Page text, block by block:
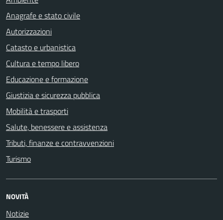
Anagrafe e stato civile
Autorizzazioni
Catasto e urbanistica
Cultura e tempo libero
Educazione e formazione
Giustizia e sicurezza pubblica
Mobilità e trasporti
Salute, benessere e assistenza
Tributi, finanze e contravvenzioni
Turismo
NOVITÀ
Notizie